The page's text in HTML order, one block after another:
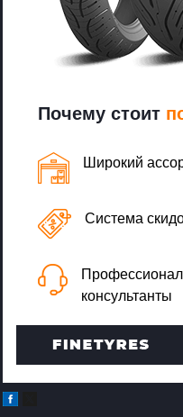
Почему стоит
Широкий
Система
консультанты